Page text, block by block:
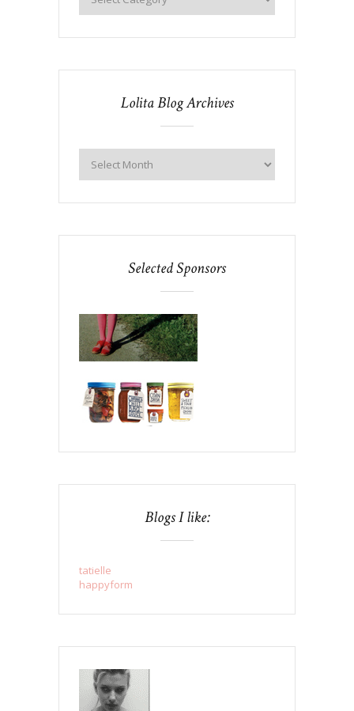
Lolita Blog Archives
Selected Sponsors
Blogs I like:
tatielle
happyform